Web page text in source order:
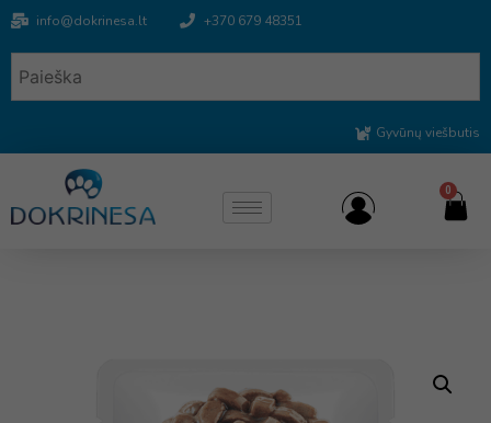
info@dokrinesa.lt +370 679 48351
Gyvūnų viešbutis
0